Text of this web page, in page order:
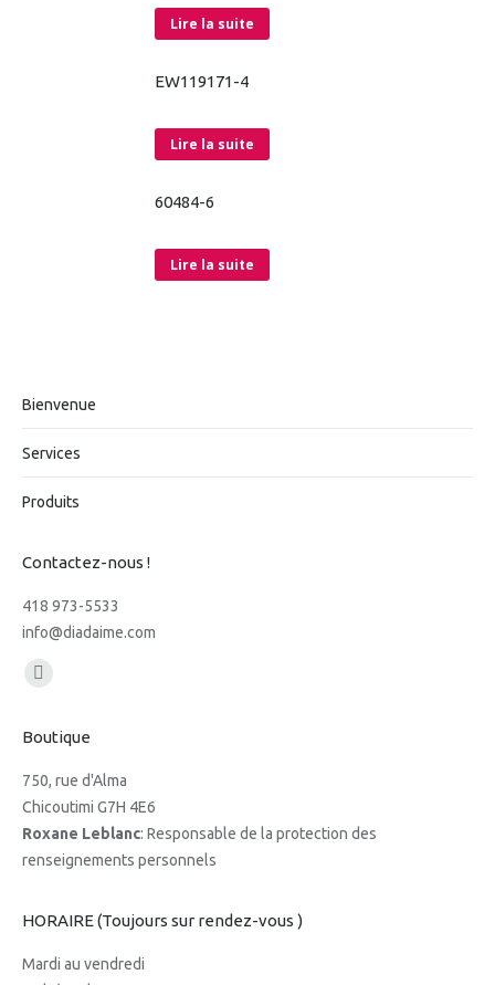
Lire la suite
EW119171-4
Lire la suite
60484-6
Lire la suite
Bienvenue
Services
Produits
Contactez-nous !
418 973-5533
info@diadaime.com
Trouvez nous sur :
opens
in
new
window
Boutique
750, rue d'Alma
Chicoutimi G7H 4E6
Roxane Leblanc: Responsable de la protection des
renseignements personnels
HORAIRE (Toujours sur rendez-vous )
Mardi au vendredi